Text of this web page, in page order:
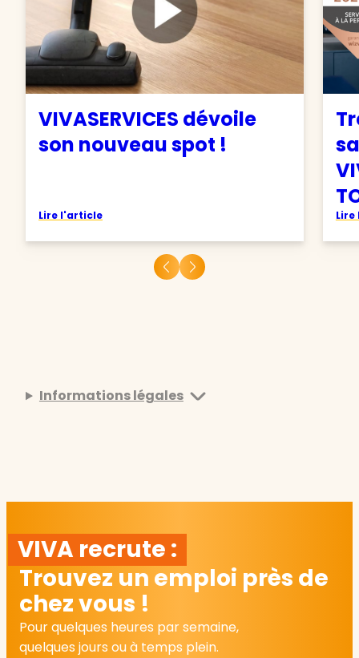
VIVASERVICES dévoile
son nouveau spot !
Lire l'article
Informations légales
VIVA recrute :
Trouvez un emploi près de
chez vous !
Pour quelques heures par semaine,
quelques jours ou à temps plein.